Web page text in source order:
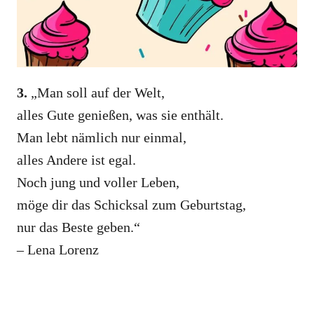
3. „Man soll auf der Welt,
alles Gute genießen, was sie enthält.
Man lebt nämlich nur einmal,
alles Andere ist egal.
Noch jung und voller Leben,
möge dir das Schicksal zum Geburtstag,
nur das Beste geben.“
– Lena Lorenz